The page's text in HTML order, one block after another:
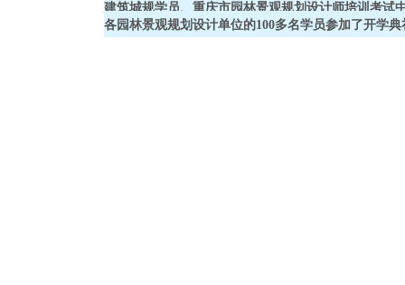
建筑城规学员、重庆市园林景观规划设计师培训考试
各园林景观规划设计单位的100多名学员参加了开学典